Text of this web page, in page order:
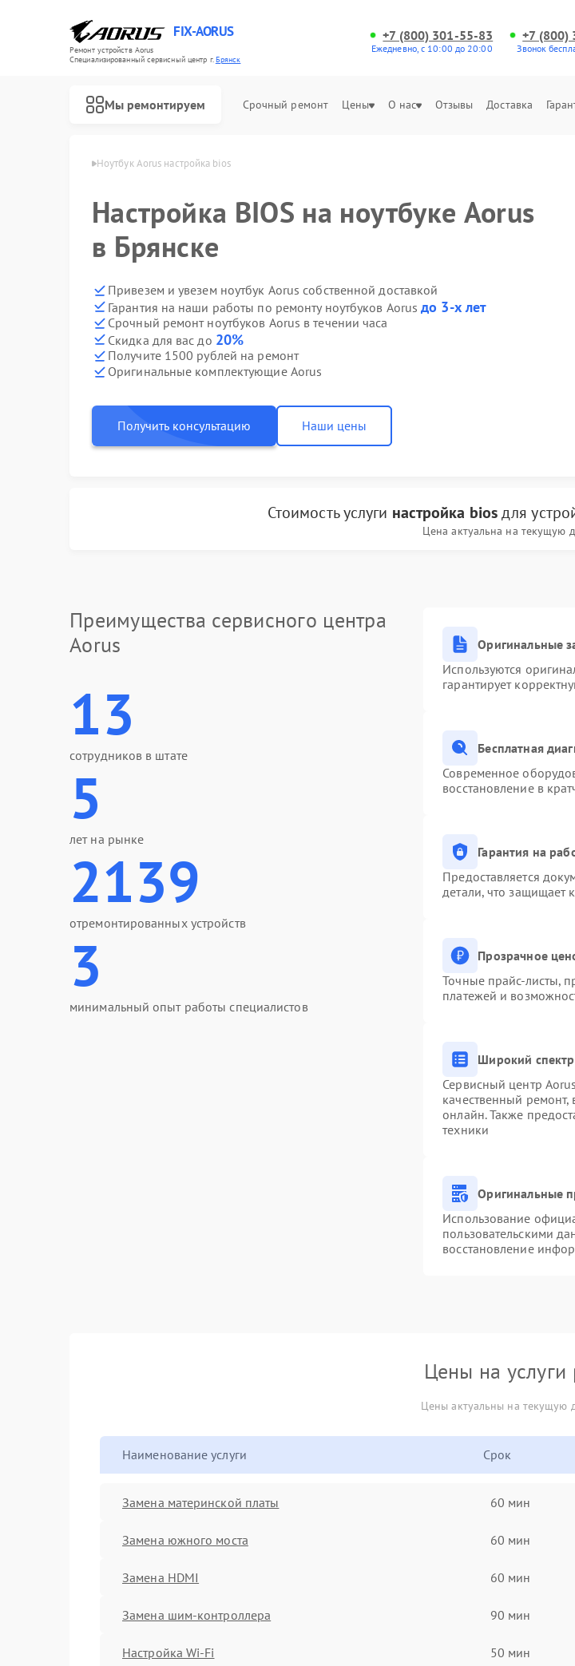
FIX-AORUS
Ремонт устройств Aorus
Специализированный cервисный центр г.Брянск
+7 (800) 301-55-83
Ежедневно, с 10:00 до 20:00
+7 (800)
Звонок
Мы ремонтируем Срочный ремонт Цены О нас Отзывы Доставка
Ноутбук Aorus настройка bios
Настройка BIOS на ноутбуке Aorus
в Брянске
Привезем и увезем ноутбук Aorus собственной доставкой
Гарантия на наши работы по ремонту ноутбуков Aorusдо 3-х лет
Срочный ремонт ноутбуков Aorus в течении часа
Скидка для вас до 20%
Получите 1500 рублей на ремонт
Оригинальные комплектующие Aorus
Получить консультацию Наши цены
Стоимость услуги настройка biosдля
Цена актуальна на текущую
Преимущества сервисного центра
Aorus
13
сотрудников в штате
5
лет на рынке
2139
отремонтированных устройств
3
минимальный опыт работы специалистов
Оригинальные
Используются
гарантирует
Бесплатная
Современное
восстановление в
Гарантия на
Предоставляется
детали, что защищает
Прозрачное
Точные прайс-листы,
платежей и
Широкий спектр
Сервисный центр
качественный ремонт,
онлайн. Также
техники
Оригинальные
Использование
пользовательскими
восстановление
Цены на услуги
Цены актуальны на текущую
Наименование услуги Срок
Замена материнской платы 60 мин
Замена южного моста 60 мин
Замена HDMI 60 мин
Замена шим-контроллера 90 мин
Настройка Wi-Fi 50 мин